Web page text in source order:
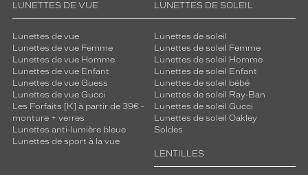
LUNETTES DE VUE
Lunettes de vue
Lunettes de vue Femme
Lunettes de vue Homme
Lunettes de vue Enfant
Lunettes de vue Guess
Lunettes de vue Gucci
Les Forfaits [K] à partir de 39€ -
monture + verres
Lunettes anti-lumière bleue
Lunettes de sport à la vue
LUNETTES DE SOLEIL
Lunettes de soleil
Lunettes de soleil Femme
Lunettes de soleil Homme
Lunettes de soleil Enfant
Lunettes de soleil bébé
Lunettes de soleil Ray-Ban
Lunettes de soleil Gucci
Lunettes de soleil Oakley
Soldes
LENTILLES